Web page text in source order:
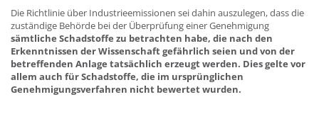
Die Richtlinie über Industrieemissionen sei dahin auszulegen, dass die
zuständige Behörde bei der Überprüfung einer Genehmigung
sämtliche Schadstoffe zu betrachten habe, die nach den
Erkenntnissen der Wissenschaft gefährlich seien und von der
betreffenden Anlage tatsächlich erzeugt werden. Dies gelte vor
allem auch für Schadstoffe, die im ursprünglichen
Genehmigungsverfahren nicht bewertet wurden.